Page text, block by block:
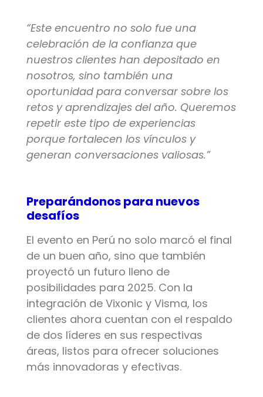
“Este encuentro no solo fue una
celebración de la confianza que
nuestros clientes han depositado en
nosotros, sino también una
oportunidad para conversar sobre los
retos y aprendizajes del año. Queremos
repetir este tipo de experiencias
porque fortalecen los vínculos y
generan conversaciones valiosas.”
Preparándonos para nuevos
desafíos
El evento en Perú no solo marcó el final
de un buen año, sino que también
proyectó un futuro lleno de
posibilidades para 2025. Con la
integración de Vixonic y Visma, los
clientes ahora cuentan con el respaldo
de dos líderes en sus respectivas
áreas, listos para ofrecer soluciones
más innovadoras y efectivas.